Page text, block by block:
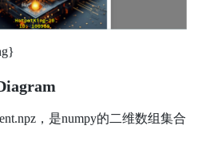
，是numpy的二维数组集合